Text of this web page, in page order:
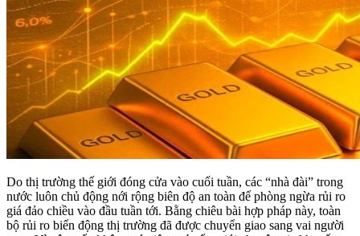
Do thị trường thế giới đóng cửa vào cuối tuần, các “nhà đài” trong
nước luôn chủ động nới rộng biên độ an toàn để phòng ngừa rủi ro
giá đảo chiều vào đầu tuần tới. Bằng chiêu bài hợp pháp này, toàn
bộ rủi ro biến động thị trường đã được chuyển giao sang vai người